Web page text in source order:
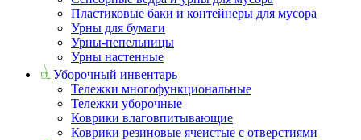
Пластиковые баки и контейнеры для мусора
Урны для бумаги
Урны-пепельницы
Урны настенные
Уборочный инвентарь
Тележки многофункциональные
Тележки уборочные
Коврики влаговпитывающие
Коврики резиновые ячеистые с отверстиями